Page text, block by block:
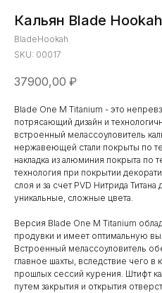
Кальян Blade
BladeHookah
SKU: 00017
37900,00 ₽
Blade One М Titanium - это
потрясающий дизайн и
встроенный мелассоуловитель
нержавеющей стали покрыты по
накладка из алюминия покрыта по
технология при покрытии
слоя и за счет PVD Нитрида
уникальные, сложные цвета.
Версия Blade One M Titanium
продувки и имеет оптимальную
Встроенный мелассоуловитель
главное шахты, вследствие чего в
прошлых сессий курения. Штифт
путем закрытия и открытия